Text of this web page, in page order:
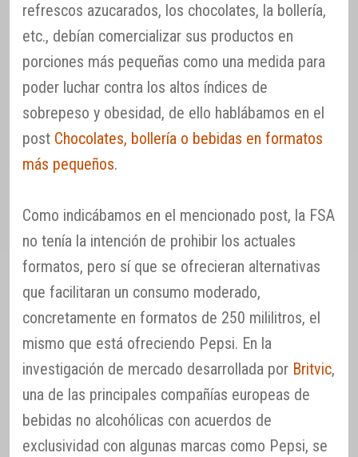
refrescos azucarados, los chocolates, la bollería,
etc., debían comercializar sus productos en
porciones más pequeñas como una medida para
poder luchar contra los altos índices de
sobrepeso y obesidad, de ello hablábamos en el
post Chocolates, bollería o bebidas en formatos
más pequeños.
Como indicábamos en el mencionado post, la FSA
no tenía la intención de prohibir los actuales
formatos, pero sí que se ofrecieran alternativas
que facilitaran un consumo moderado,
concretamente en formatos de 250 mililitros, el
mismo que está ofreciendo Pepsi. En la
investigación de mercado desarrollada por Britvic,
una de las principales compañías europeas de
bebidas no alcohólicas con acuerdos de
exclusividad con algunas marcas como Pepsi, se